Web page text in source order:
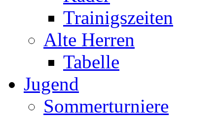
Trainigszeiten
Alte Herren
Tabelle
Jugend
Sommerturniere